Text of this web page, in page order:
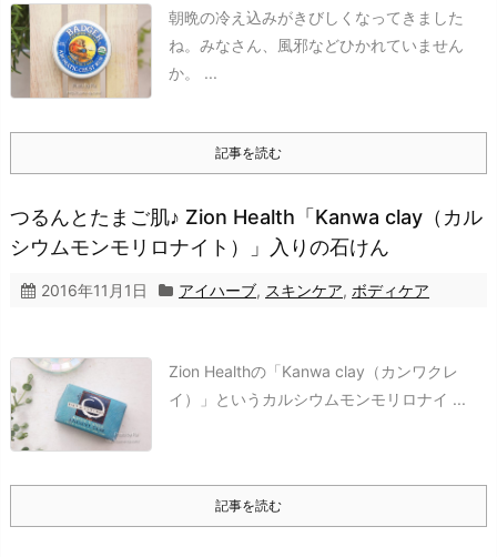
朝晩の冷え込みがきびしくなってきました
ね。みなさん、風邪などひかれていません
か。
...
記事を読む
つるんとたまご肌♪ Zion Health「Kanwa clay（カル
シウムモンモリロナイト）」入りの石けん
2016年11月1日 アイハーブ, スキンケア, ボディケア
Zion Healthの「Kanwa clay（カンワクレ
イ）」というカルシウムモンモリロナイ ...
記事を読む